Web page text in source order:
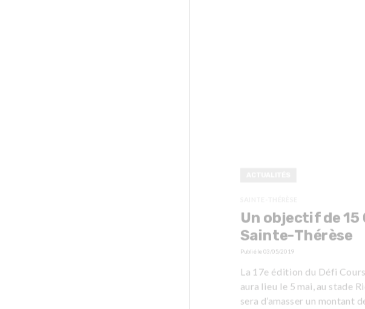
Un objectif de
Sainte-Thérèse
Publié le 03/05/2019
La 17e édition du Défi
aura lieu le 5 mai, au stade
sera d’amasser un montant